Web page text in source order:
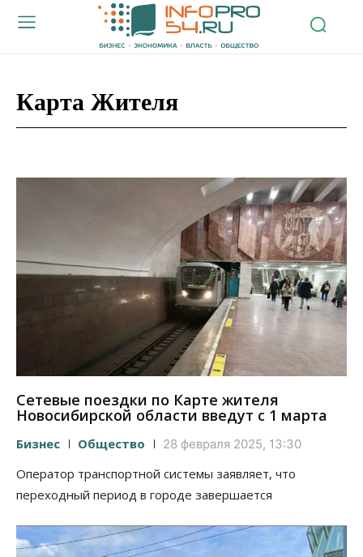
Карта Жителя
Сетевые поездки по Карте жителя
Новосибирской области введут с 1 марта
Бизнес Общество 28 февраля 2025, 13:30
Оператор транспортной системы заявляет, что
переходный период в городе завершается